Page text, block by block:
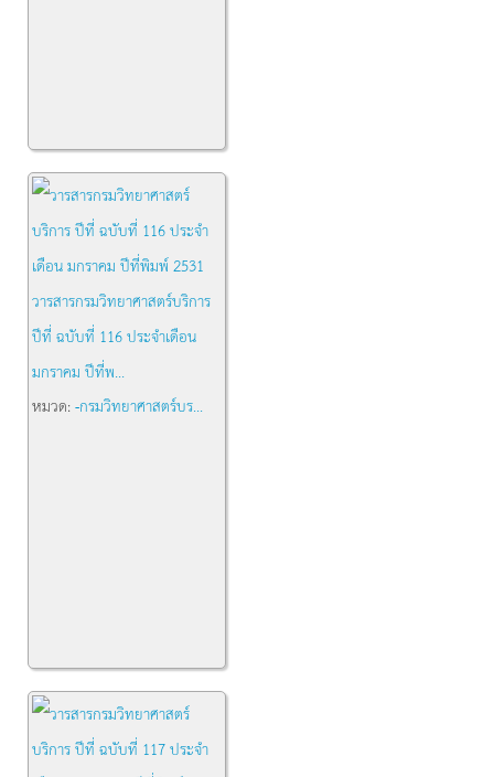
วารสารกรมวิทยาศาสตร์บริการ
ปีที่ ฉบับที่ 116 ประจำเดือน
มกราคม ปีที่พ...
หมวด:-กรมวิทยาศาสตร์บร...